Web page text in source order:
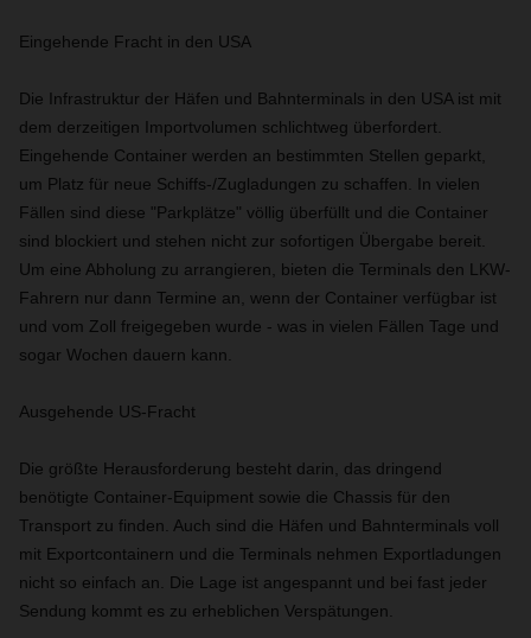
Eingehende Fracht in den USA
Die Infrastruktur der Häfen und Bahnterminals in den USA ist mit
dem derzeitigen Importvolumen schlichtweg überfordert.
Eingehende Container werden an bestimmten Stellen geparkt,
um Platz für neue Schiffs-/Zugladungen zu schaffen. In vielen
Fällen sind diese "Parkplätze" völlig überfüllt und die Container
sind blockiert und stehen nicht zur sofortigen Übergabe bereit.
Um eine Abholung zu arrangieren, bieten die Terminals den LKW-
Fahrern nur dann Termine an, wenn der Container verfügbar ist
und vom Zoll freigegeben wurde - was in vielen Fällen Tage und
sogar Wochen dauern kann.
Ausgehende US-Fracht
Die größte Herausforderung besteht darin, das dringend
benötigte Container-Equipment sowie die Chassis für den
Transport zu finden. Auch sind die Häfen und Bahnterminals voll
mit Exportcontainern und die Terminals nehmen Exportladungen
nicht so einfach an. Die Lage ist angespannt und bei fast jeder
Sendung kommt es zu erheblichen Verspätungen.